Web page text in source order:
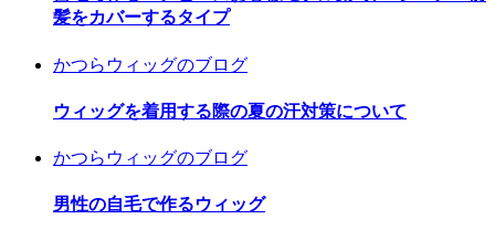
髪をカバーするタイプ
かつらウィッグのブログ
ウィッグを着用する際の夏の汗対策について
かつらウィッグのブログ
男性の自毛で作るウィッグ